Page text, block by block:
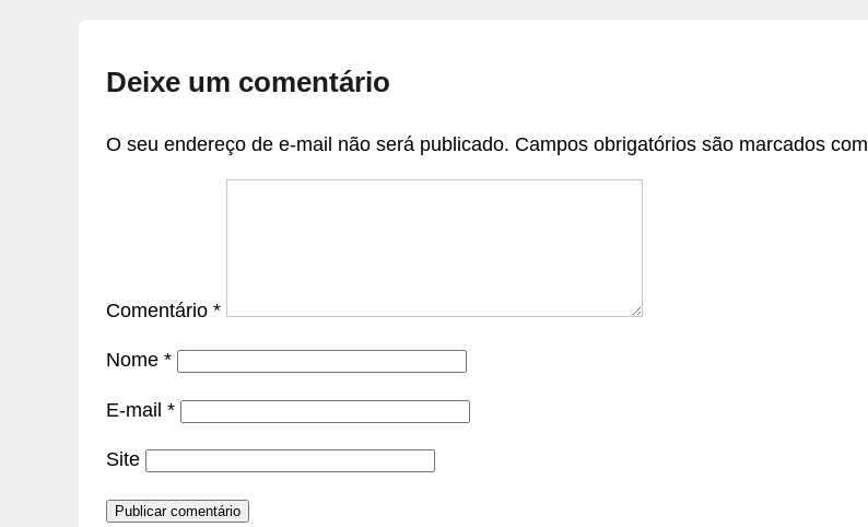
Deixe um comentário
O seu endereço de e-mail não será publicado. Campos obrigatórios são marcados com
Comentário *
Nome *
E-mail *
Site